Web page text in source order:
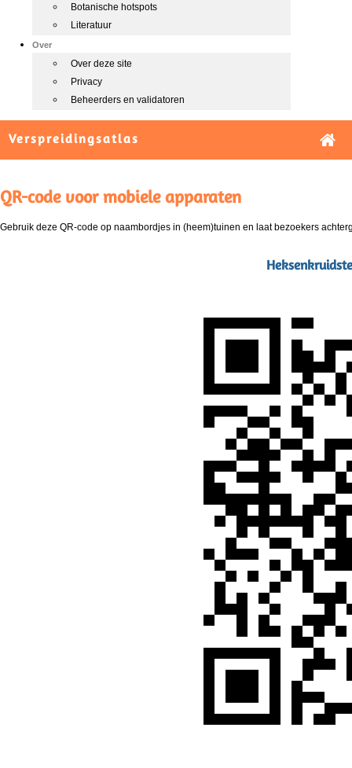
Botanische hotspots
Literatuur
Over
Over deze site
Privacy
Beheerders en validatoren
Verspreidingsatlas
QR-code voor mobiele apparaten
Gebruik deze QR-code op naambordjes in (heem)tuinen en laat bezoekers